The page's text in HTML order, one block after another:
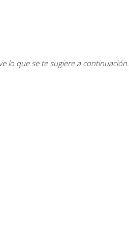
lo que se te sugiere a continuación.